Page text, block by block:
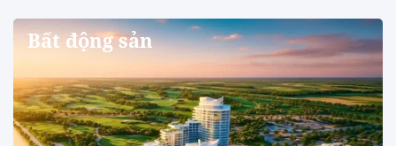
Bất động sản